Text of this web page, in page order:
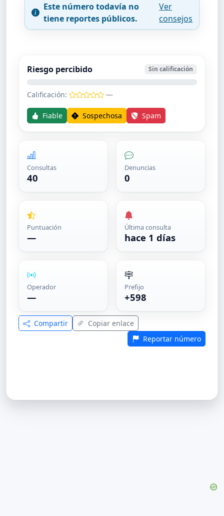
Este número todavía no
tiene reportes públicos.
Ver
consejos
Riesgo percibido Sin calificación
Calificación: —
Fiable Sospechosa Spam
Consultas
40
Denuncias
0
Puntuación
—
Última consulta
hace 1 días
Operador
—
Prefijo
+598
Compartir
Copiar enlace
Reportar número